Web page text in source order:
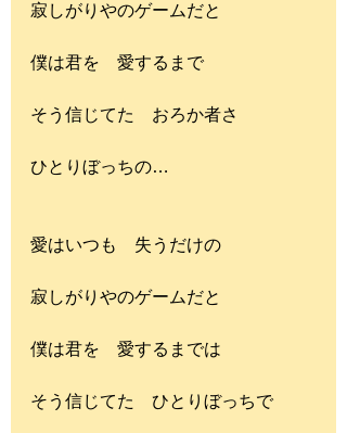
寂しがりやのゲームだと
僕は君を　愛するまで
そう信じてた　おろか者さ
ひとりぼっちの…
愛はいつも　失うだけの
寂しがりやのゲームだと
僕は君を　愛するまでは
そう信じてた　ひとりぼっちで